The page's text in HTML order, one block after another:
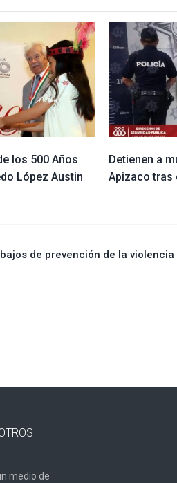
los 500 Años
López Austin
Detienen a
Apizaco tras
de prevención de la violencia
medio de